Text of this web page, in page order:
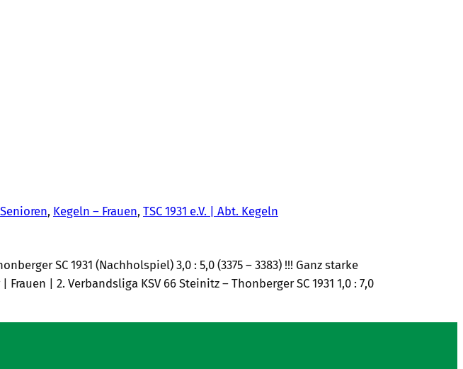
, Kegeln – Frauen, TSC 1931 e.V. | Abt. Kegeln
SC 1931 (Nachholspiel) 3,0 : 5,0 (3375 – 3383) !!! Ganz starke
| 2. Verbandsliga KSV 66 Steinitz – Thonberger SC 1931 1,0 : 7,0